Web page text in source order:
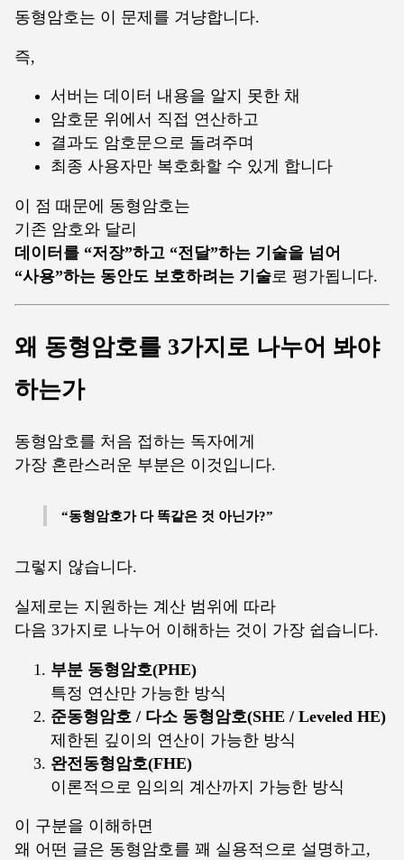
동형암호는 이 문제를 겨냥합니다.
즉,
서버는 데이터 내용을 알지 못한 채
암호문 위에서 직접 연산하고
결과도 암호문으로 돌려주며
최종 사용자만 복호화할 수 있게 합니다
이 점 때문에 동형암호는
기존 암호와 달리
데이터를 “저장”하고 “전달”하는 기술을 넘어
“사용”하는 동안도 보호하려는 기술로 평가됩니다.
왜 동형암호를 3가지로 나누어 봐야
하는가
동형암호를 처음 접하는 독자에게
가장 혼란스러운 부분은 이것입니다.
“동형암호가 다 똑같은 것 아닌가?”
그렇지 않습니다.
실제로는 지원하는 계산 범위에 따라
다음 3가지로 나누어 이해하는 것이 가장 쉽습니다.
부분 동형암호(PHE)
특정 연산만 가능한 방식
준동형암호 / 다소 동형암호(SHE / Leveled HE)
제한된 깊이의 연산이 가능한 방식
완전동형암호(FHE)
이론적으로 임의의 계산까지 가능한 방식
이 구분을 이해하면
왜 어떤 글은 동형암호를 꽤 실용적으로 설명하고,